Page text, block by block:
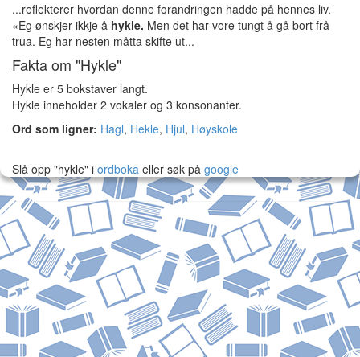
...reflekterer hvordan denne forandringen hadde på hennes liv.
«Eg ønskjer ikkje å hykle. Men det har vore tungt å gå bort frå
trua. Eg har nesten måtta skifte ut...
Fakta om "Hykle"
Hykle er 5 bokstaver langt.
Hykle inneholder 2 vokaler og 3 konsonanter.
Ord som ligner: Hagl, Hekle, Hjul, Høyskole
Slå opp "hykle" i ordboka eller søk på google